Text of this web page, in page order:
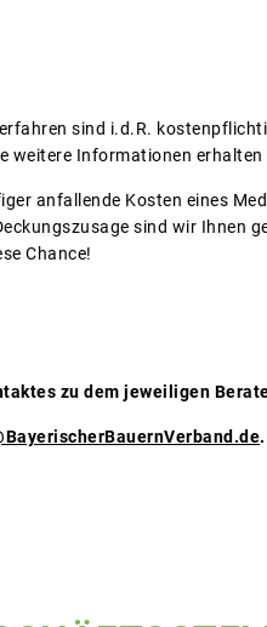
sind i.d.R.
weitere Informationen
anfallende Kosten eines
sind wir Ihnen
Chance!
zu dem jeweiligen
.